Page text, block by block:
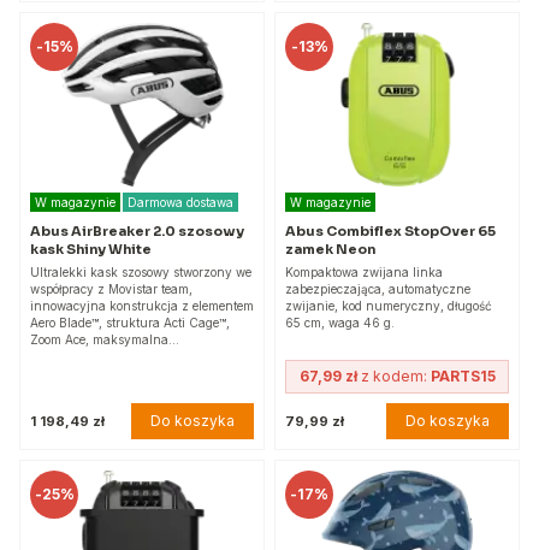
-15%
W magazynie Darmowa dostawa
Abus AirBreaker 2.0 szosowy
kask Shiny White
Ultralekki kask szosowy stworzony we
współpracy z Movistar team,
innowacyjna konstrukcja z elementem
Aero Blade™, struktura Acti Cage™,
Zoom Ace, maksymalna…
1 198,49 zł Do koszyka
-13%
W magazynie
Abus Combiflex StopOver 65
zamek Neon
Kompaktowa zwijana linka
zabezpieczająca, automatyczne
zwijanie, kod numeryczny, długość
65 cm, waga 46 g.
67,99 złz kodem: PARTS15
79,99 zł Do koszyka
-25% -17%